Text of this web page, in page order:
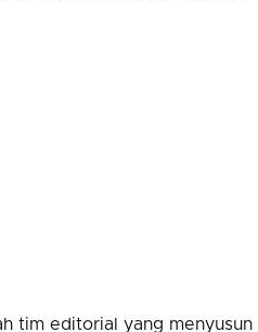
tim editorial yang menyusun